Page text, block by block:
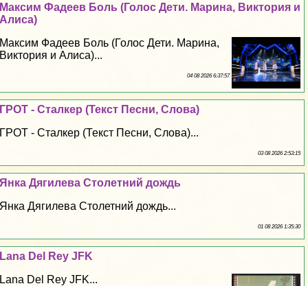
Максим Фадеев Боль (Голос Дети. Марина, Виктория и
Алиса)
Максим Фадеев Боль (Голос Дети. Марина,
Виктория и Алиса)...
04 08 2026 6:37:57
ГРОТ - Сталкер (Текст Песни, Слова)
ГРОТ - Сталкер (Текст Песни, Слова)...
03 08 2026 2:53:15
Янка Дягилева Столетний дождь
Янка Дягилева Столетний дождь...
01 08 2026 1:35:30
Lana Del Rey JFK
Lana Del Rey JFK...